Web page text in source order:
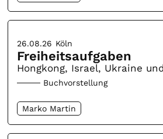
26.08.26 Köln
Freiheitsaufgaben
Hongkong, Israel, Ukraine
Buchvorstellung
Marko Martin